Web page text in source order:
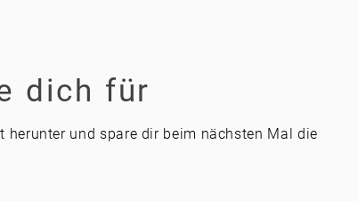
dich für
herunter und spare dir beim nächsten Mal die